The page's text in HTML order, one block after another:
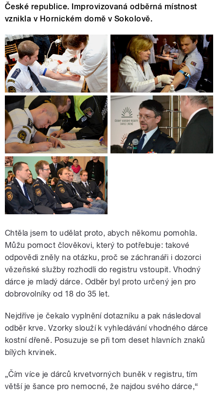
České republice. Improvizovaná odběrná místnost
vznikla v Hornickém domě v Sokolově.
Chtěla jsem to udělat proto, abych někomu pomohla.
Můžu pomoct člověkovi, který to potřebuje: takové
odpovědi zněly na otázku, proč se záchranáři i dozorci
vězeňské služby rozhodli do registru vstoupit. Vhodný
dárce je mladý dárce. Odběr byl proto určený jen pro
dobrovolníky od 18 do 35 let.
Nejdříve je čekalo vyplnění dotazníku a pak následoval
odběr krve. Vzorky slouží k vyhledávání vhodného dárce
kostní dřeně. Posuzuje se při tom deset hlavních znaků
bílých krvinek.
„Čím více je dárců krvetvorných buněk v registru, tím
větší je šance pro nemocné, že najdou svého dárce,“